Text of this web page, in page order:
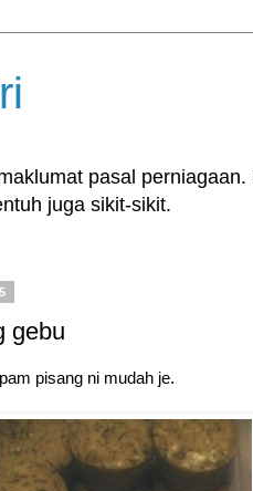
pasal
juga sikit-sikit.
gebu
pisang ni mudah je.